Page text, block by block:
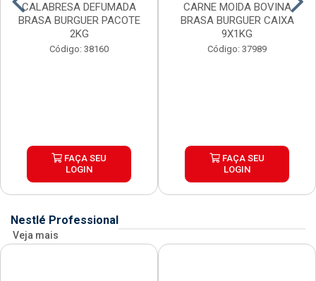
CALABRESA DEFUMADA
BRASA BURGUER PACOTE
2KG
Código: 38160
FAÇA SEU
LOGIN
CARNE MOIDA BOVINA
BRASA BURGUER CAIXA
9X1KG
Código: 37989
FAÇA SEU
LOGIN
Nestlé Professional
Veja mais